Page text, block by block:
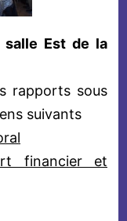
salle Est de la
rapports sous
suivants
financier et